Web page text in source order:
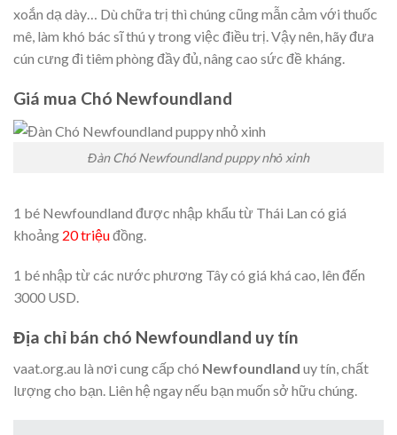
xoắn dạ dày… Dù chữa trị thì chúng cũng mẫn cảm với thuốc
mê, làm khó bác sĩ thú y trong việc điều trị. Vậy nên, hãy đưa
cún cưng đi tiêm phòng đầy đủ, nâng cao sức đề kháng.
Giá mua Chó Newfoundland
Đàn Chó Newfoundland puppy nhỏ xinh
1 bé Newfoundland được nhập khẩu từ Thái Lan có giá
khoảng 20 triệuđồng.
1 bé nhập từ các nước phương Tây có giá khá cao, lên đến
3000 USD.
Địa chỉ bán chó Newfoundland uy tín
vaat.org.au là nơi cung cấp chó Newfoundland uy tín, chất
lượng cho bạn. Liên hệ ngay nếu bạn muốn sở hữu chúng.